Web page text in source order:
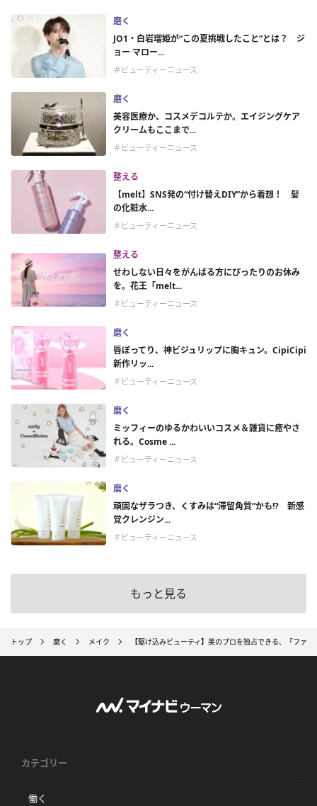
磨く
JO1・白岩瑠姫が“この夏挑戦したこと”とは？ ジ
ョー マロー...
＃ビューティーニュース
磨く
美容医療か、コスメデコルテか。エイジングケア
クリームもここまで...
＃ビューティーニュース
整える
【melt】SNS発の“付け替えDIY”から着想！ 髪
の化粧水...
＃ビューティーニュース
整える
せわしない日々をがんばる方にぴったりのお休み
を。花王「melt...
＃ビューティーニュース
磨く
唇ぽってり、神ビジュリップに胸キュン。CipiCipi
新作リッ...
＃ビューティーニュース
磨く
ミッフィーのゆるかわいいコスメ＆雑貨に癒やさ
れる。Cosme ...
＃ビューティーニュース
磨く
頑固なザラつき、くすみは“滞留角質”かも!? 新感
覚クレンジン...
＃ビューティーニュース
もっと見る
トップ 磨く メイク 【駆け込みビューティ】美のプロを独占できる、「ファ
カテゴリー
働く